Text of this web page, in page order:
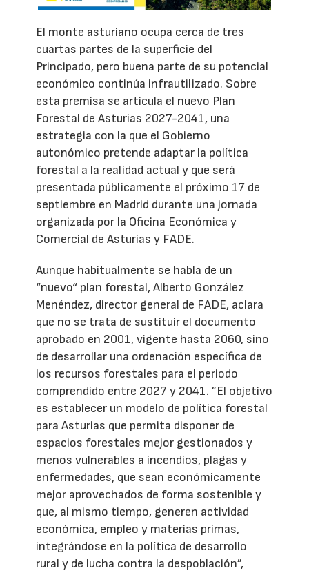
El monte asturiano ocupa cerca de tres
cuartas partes de la superficie del
Principado, pero buena parte de su potencial
económico continúa infrautilizado. Sobre
esta premisa se articula el nuevo Plan
Forestal de Asturias 2027-2041, una
estrategia con la que el Gobierno
autonómico pretende adaptar la política
forestal a la realidad actual y que será
presentada públicamente el próximo 17 de
septiembre en Madrid durante una jornada
organizada por la Oficina Económica y
Comercial de Asturias y FADE.
Aunque habitualmente se habla de un
“nuevo“ plan forestal, Alberto González
Menéndez, director general de FADE, aclara
que no se trata de sustituir el documento
aprobado en 2001, vigente hasta 2060, sino
de desarrollar una ordenación específica de
los recursos forestales para el periodo
comprendido entre 2027 y 2041. ”El objetivo
es establecer un modelo de política forestal
para Asturias que permita disponer de
espacios forestales mejor gestionados y
menos vulnerables a incendios, plagas y
enfermedades, que sean económicamente
mejor aprovechados de forma sostenible y
que, al mismo tiempo, generen actividad
económica, empleo y materias primas,
integrándose en la política de desarrollo
rural y de lucha contra la despoblación”,